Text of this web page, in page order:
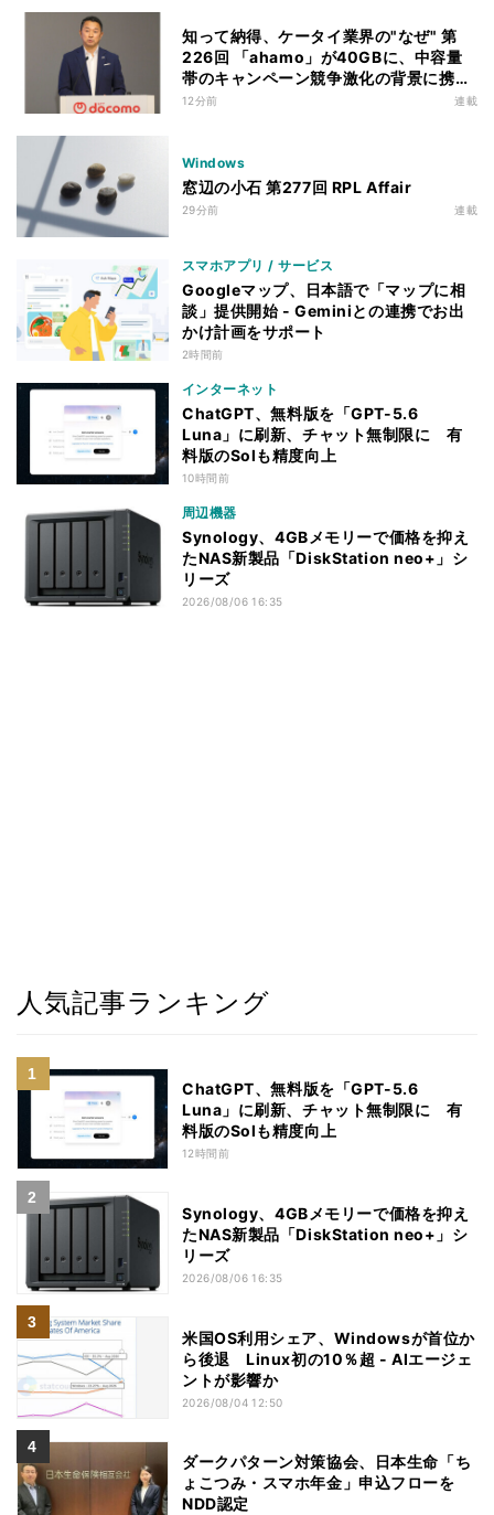
知って納得、ケータイ業界の"なぜ" 第
226回 「ahamo」が40GBに、中容量
帯のキャンペーン競争激化の背景に携帯
各社の“迷い”あり
12分前 連載
Windows
窓辺の小石 第277回 RPL Affair
29分前 連載
スマホアプリ / サービス
Googleマップ、日本語で「マップに相
談」提供開始 - Geminiとの連携でお出
かけ計画をサポート
2時間前
インターネット
ChatGPT、無料版を「GPT-5.6
Luna」に刷新、チャット無制限に 有
料版のSolも精度向上
10時間前
周辺機器
Synology、4GBメモリーで価格を抑え
たNAS新製品「DiskStation neo+」シ
リーズ
2026/08/06 16:35
人気記事ランキング
ChatGPT、無料版を「GPT-5.6
Luna」に刷新、チャット無制限に 有
料版のSolも精度向上
12時間前
Synology、4GBメモリーで価格を抑え
たNAS新製品「DiskStation neo+」シ
リーズ
2026/08/06 16:35
米国OS利用シェア、Windowsが首位か
ら後退 Linux初の10％超 - AIエージェ
ントが影響か
2026/08/04 12:50
ダークパターン対策協会、日本生命「ち
ょこつみ・スマホ年金」申込フローを
NDD認定